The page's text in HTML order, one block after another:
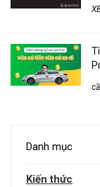
Danh mục
Kiến thức